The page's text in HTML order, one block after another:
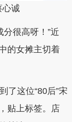
诚
很高呀！”近
的女摊主切着
这位“80后”宋
贴上标签。店